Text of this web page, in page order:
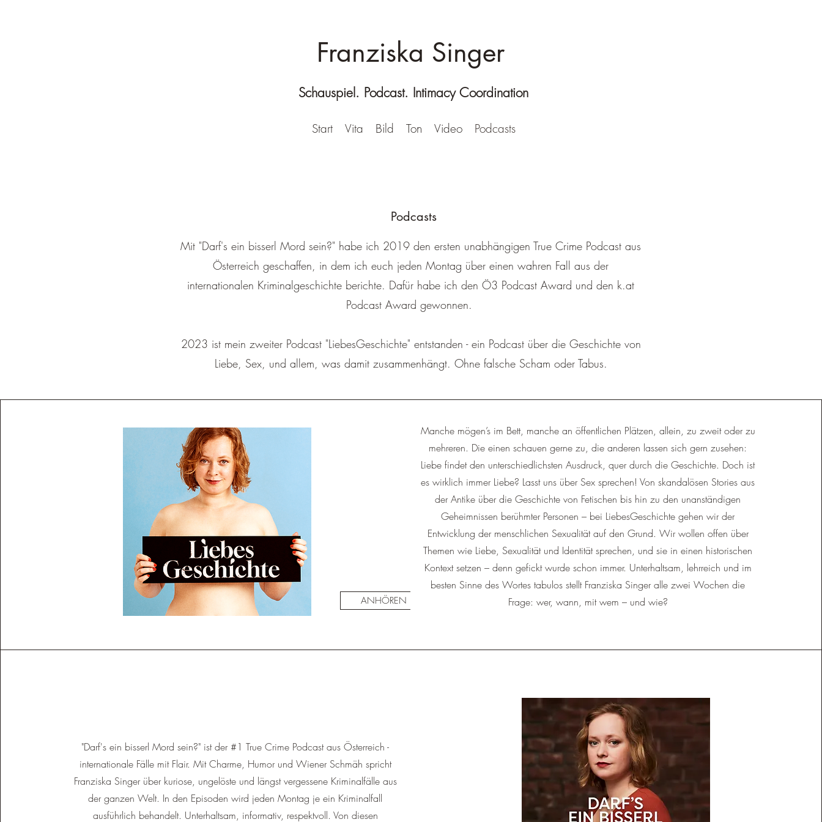
Franziska Singer
Schauspiel. Podcast. Intimacy Coordination
Start Vita Bild Ton Video Podcasts
Podcasts
Mit "Darf's ein bisserl Mord sein?" habe ich 2019 den ersten unabhängigen True Crime Podcast aus
Österreich geschaffen, in dem ich euch jeden Montag über einen wahren Fall aus der
internationalen Kriminalgeschichte berichte. Dafür habe ich den Ö3 Podcast Award und den k.at
Podcast Award gewonnen.
2023 ist mein zweiter Podcast "LiebesGeschichte" entstanden - ein Podcast über die Geschichte von
Liebe, Sex, und allem, was damit zusammenhängt. Ohne falsche Scham oder Tabus.
ANHÖREN ANHÖREN
Manche mögen’s im Bett, manche an öffentlichen Plätzen, allein, zu zweit oder zu
mehreren. Die einen schauen gerne zu, die anderen lassen sich gern zusehen:
Liebe findet den unterschiedlichsten Ausdruck, quer durch die Geschichte. Doch ist
es wirklich immer Liebe? Lasst uns über Sex sprechen! Von skandalösen Stories aus
der Antike über die Geschichte von Fetischen bis hin zu den unanständigen
Geheimnissen berühmter Personen – bei LiebesGeschichte gehen wir der
Entwicklung der menschlichen Sexualität auf den Grund. Wir wollen offen über
Themen wie Liebe, Sexualität und Identität sprechen, und sie in einen historischen
Kontext setzen – denn gefickt wurde schon immer. Unterhaltsam, lehrreich und im
besten Sinne des Wortes tabulos stellt Franziska Singer alle zwei Wochen die
Frage: wer, wann, mit wem – und wie?
"Darf's ein bisserl Mord sein?" ist der #1 True Crime Podcast aus Österreich -
internationale Fälle mit Flair. Mit Charme, Humor und Wiener Schmäh spricht
Franziska Singer über kuriose, ungelöste und längst vergessene Kriminalfälle aus
der ganzen Welt. In den Episoden wird jeden Montag je ein Kriminalfall
ausführlich behandelt. Unterhaltsam, informativ, respektvoll. Von diesen